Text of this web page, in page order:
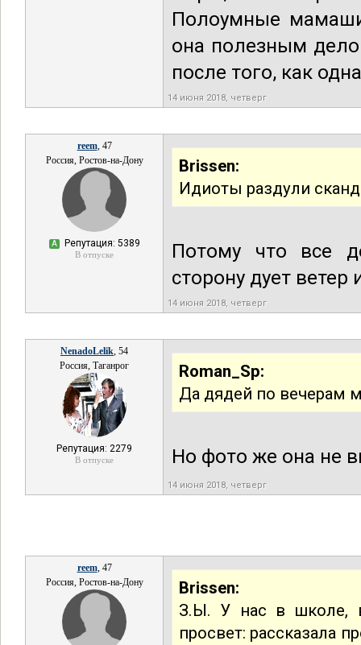
Полоумные
она полезным
после того, как
14 июня 2018, четверг
reem, 47
Россия, Ростов-на-Дону
А Репутация: 5389
В отпуске
Brissen:
Идиоты раздули
Потому что все
сторону дует ветер
14 июня 2018, четверг
NenadoLelik, 54
Россия, Таганрог
Репутация: 2279
В отпуске
Roman_Sp:
Да дядей по вечерам
Но фото же она не
14 июня 2018, четверг
reem, 47
Россия, Ростов-на-Дону
Brissen:
З.Ы. У нас в школе,
просвет: рассказала